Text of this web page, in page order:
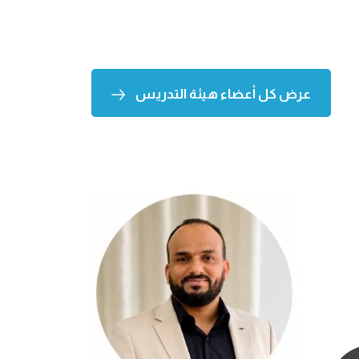
عرض كل أعضاء هيئة التدريس